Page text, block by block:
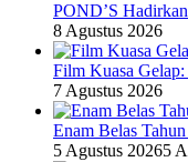
POND’S
8 Agustus 2026
Film Kuasa
7 Agustus 2026
Enam Belas
5 Agustus 20265